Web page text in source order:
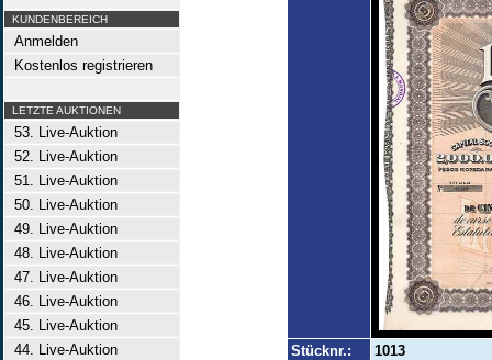
KUNDENBEREICH
Anmelden
Kostenlos registrieren
LETZTE AUKTIONEN
53. Live-Auktion
52. Live-Auktion
51. Live-Auktion
50. Live-Auktion
49. Live-Auktion
48. Live-Auktion
47. Live-Auktion
46. Live-Auktion
45. Live-Auktion
44. Live-Auktion
Stücknr.:
1013